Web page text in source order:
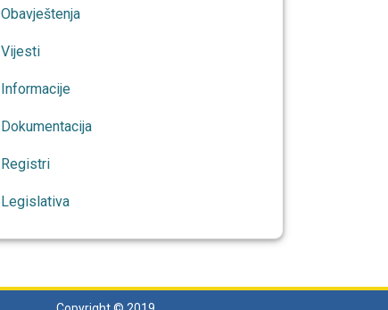
Obavještenja
Vijesti
Informacije
Dokumentacija
Registri
Legislativa